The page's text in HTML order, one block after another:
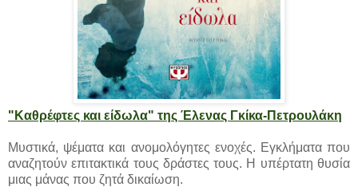
"Καθρέφτες και είδωλα" της Έλενας Γκίκα-Πετρουλάκη
Μυστικά, ψέματα και ανομολόγητες ενοχές. Εγκλήματα που
αναζητούν επιτακτικά τους δράστες τους. Η υπέρτατη θυσία
μιας μάνας που ζητά δικαίωση.